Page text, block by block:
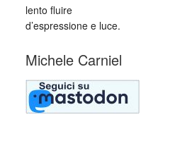
lento fluire
d’espressione e luce.
Michele Carniel